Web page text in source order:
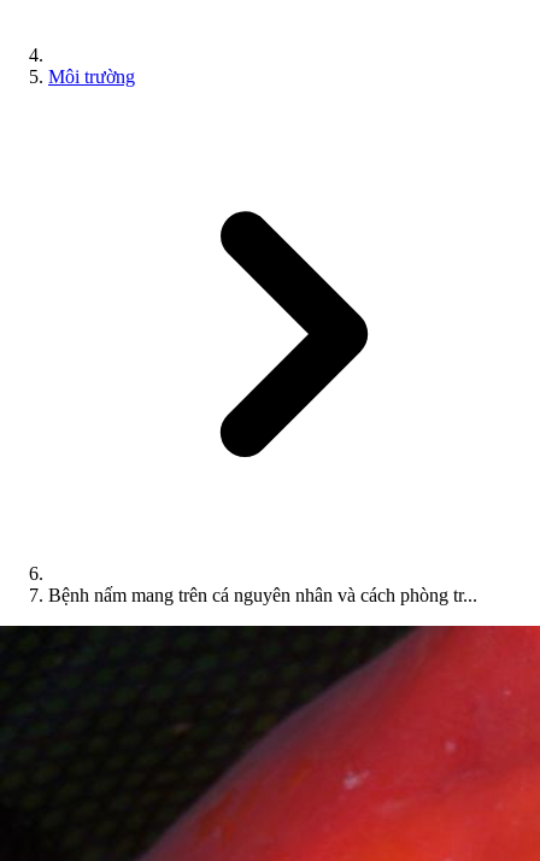
Môi trường
Bệnh nấm mang trên cá nguyên nhân và cách phòng tr...